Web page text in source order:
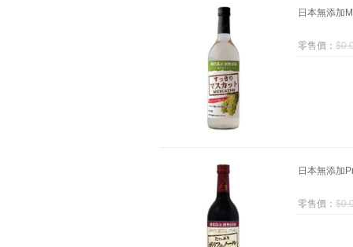
日本無添加
零售價： $
日本無添加
零售價： $